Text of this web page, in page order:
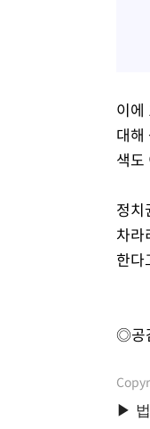
이에
대해
색도
정치
차라
한다
◎공